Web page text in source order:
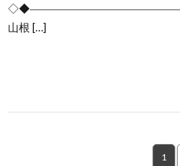
山根 […]
1